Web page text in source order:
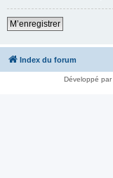
M’enregistrer
Index du forum
Développé par